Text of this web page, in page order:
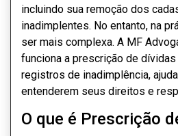
incluindo sua remoção dos
inadimplentes. No entanto, na
ser mais complexa. A MF
funciona a prescrição de
registros de inadimplência,
entenderem seus direitos e
O que é Prescrição